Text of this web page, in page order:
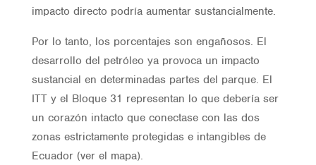
impacto directo podría aumentar sustancialmente.
Por lo tanto, los porcentajes son engañosos. El
desarrollo del petróleo ya provoca un impacto
sustancial en determinadas partes del parque. El
ITT y el Bloque 31 representan lo que debería ser
un corazón intacto que conectase con las dos
zonas estrictamente protegidas e intangibles de
Ecuador (ver el mapa).